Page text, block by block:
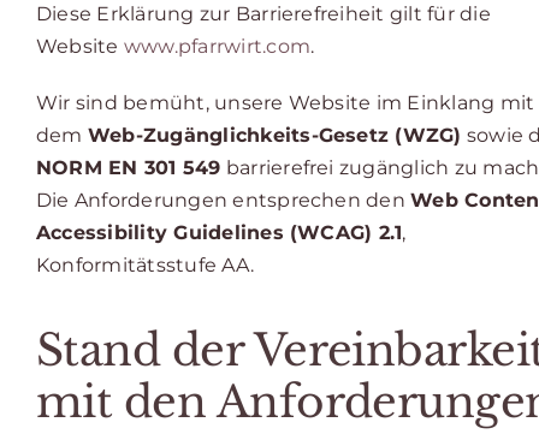
Diese Erklärung zur Barrierefreiheit gilt für die
Website www.pfarrwirt.com.
Wir sind bemüht, unsere Website im Einklang mit
dem Web-Zugänglichkeits-Gesetz (WZG) sowie
NORM EN 301 549 barrierefrei zugänglich zu
Die Anforderungen entsprechen denWeb
Accessibility Guidelines (WCAG) 2.1,
Konformitätsstufe AA.
Stand der
mit den